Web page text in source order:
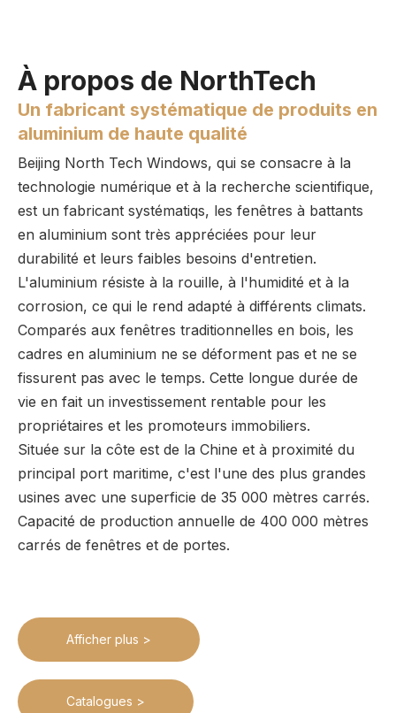
À propos de NorthTech
Un fabricant systématique de produits en
aluminium de haute qualité
Beijing North Tech Windows, qui se consacre à la
technologie numérique et à la recherche scientifique,
est un fabricant systématiqs, les fenêtres à battants
en aluminium sont très appréciées pour leur
durabilité et leurs faibles besoins d'entretien.
L'aluminium résiste à la rouille, à l'humidité et à la
corrosion, ce qui le rend adapté à différents climats.
Comparés aux fenêtres traditionnelles en bois, les
cadres en aluminium ne se déforment pas et ne se
fissurent pas avec le temps. Cette longue durée de
vie en fait un investissement rentable pour les
propriétaires et les promoteurs immobiliers.
Située sur la côte est de la Chine et à proximité du
principal port maritime, c'est l'une des plus grandes
usines avec une superficie de 35 000 mètres carrés.
Capacité de production annuelle de 400 000 mètres
carrés de fenêtres et de portes.
Afficher plus >
Catalogues >